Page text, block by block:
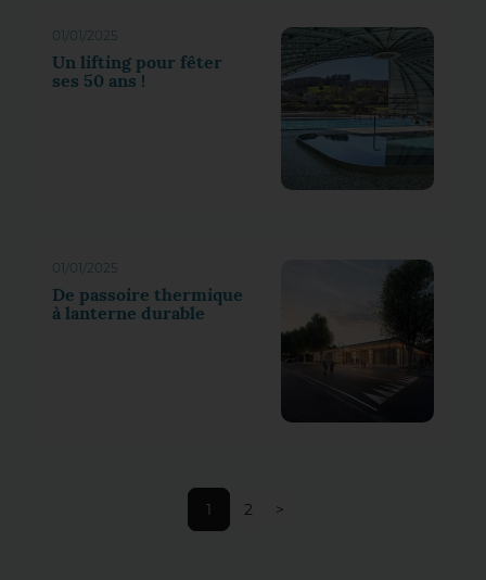
01/01/2025
Un lifting pour fêter
ses 50 ans !
01/01/2025
De passoire thermique
à lanterne durable
1 2 >